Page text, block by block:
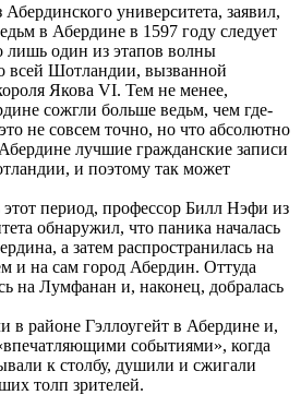
университета, заявил,
в Абердине в 1597 году следует
лишь один из этапов волны
всей Шотландии, вызванной
Якова VI. Тем не менее,
сожгли больше ведьм, чем где-
не совсем точно, но что абсолютно
лучшие гражданские записи
и поэтому так может
период, профессор Билл Нэфи из
обнаружил, что паника началась
а затем распространилась на
и на сам город Абердин. Оттуда
на Лумфанан и, наконец, добралась
в районе Гэллоугейт в Абердине и,
событиями», когда
к столбу, душили и сжигали
толп зрителей.